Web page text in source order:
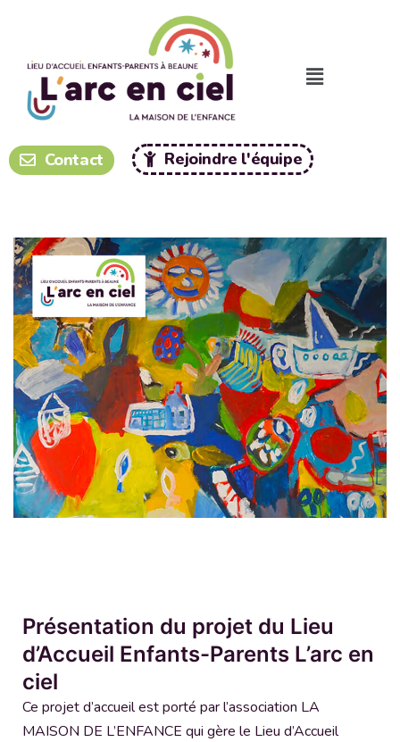
Contact Rejoindre l'équipe
Présentation du projet du Lieu
d’Accueil Enfants-Parents L’arc en
ciel
Ce projet d’accueil est porté par l’association LA
MAISON DE L’ENFANCE qui gère le Lieu d’Accueil
Panneau de gestion des cookies